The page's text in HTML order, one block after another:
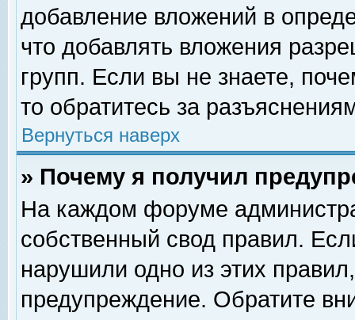
добавление вложений в
что добавлять вложения
групп. Если вы не знаете,
то обратитесь за
Вернуться наверх
» Почему я получил
На каждом форуме
собственный свод правил.
нарушили одно из этих
предупреждение. Обратите